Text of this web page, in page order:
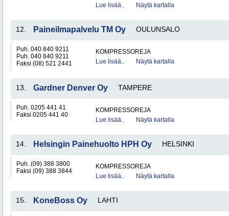
Lue lisää..
Näytä kartalla
12. Paineilmapalvelu TM Oy OULUNSALO
Puh. 040 840 9211
Puh. 040 840 9211
Faksi (08) 521 2441
KOMPRESSOREJA
Lue lisää..
Näytä kartalla
13. Gardner Denver Oy TAMPERE
Puh. 0205 441 41
Faksi 0205 441 40
KOMPRESSOREJA
Lue lisää..
Näytä kartalla
14. Helsingin Painehuolto HPH Oy HELSINKI
Puh. (09) 388 3800
Faksi (09) 388 3844
KOMPRESSOREJA
Lue lisää..
Näytä kartalla
15. KoneBoss Oy LAHTI